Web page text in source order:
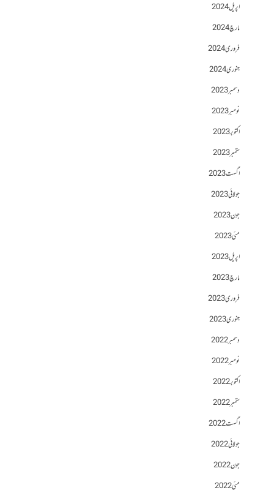
اپریل 2024
مارچ 2024
فروری 2024
جنوری 2024
دسمبر 2023
نومبر 2023
اکتوبر 2023
ستمبر 2023
اگست 2023
جولائی 2023
جون 2023
مئی 2023
اپریل 2023
مارچ 2023
فروری 2023
جنوری 2023
دسمبر 2022
نومبر 2022
اکتوبر 2022
ستمبر 2022
اگست 2022
جولائی 2022
جون 2022
مئی 2022